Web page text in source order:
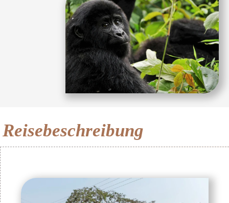
Reisebeschreibung